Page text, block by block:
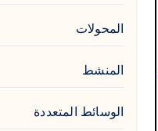
المحولات
المنشط
الوسائط المتعددة